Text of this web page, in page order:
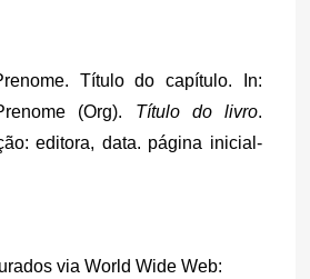
Título do capítulo. In:
(Org). Título do livro.
editora, data. página inicial-
via World Wide Web: